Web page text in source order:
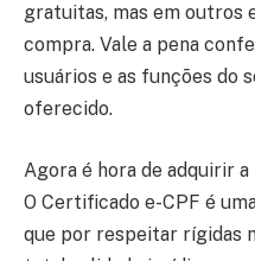
gratuitas, mas em outros
compra. Vale a pena
usuários e as funções do
oferecido.
Agora é hora de adquirir
O Certificado e-CPF é
que por respeitar rígidas